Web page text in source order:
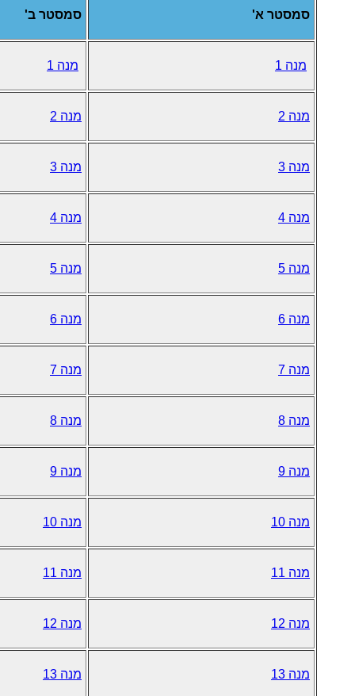
סמסטר א' סמסטר ב'
מנה 1 מנה 1
מנה 2 מנה 2
מנה 3 מנה 3
מנה 4 מנה 4
מנה 5 מנה 5
מנה 6 מנה 6
מנה 7 מנה 7
מנה 8 מנה 8
מנה 9 מנה 9
מנה 10 מנה 10
מנה 11 מנה 11
מנה 12 מנה 12
מנה 13 מנה 13